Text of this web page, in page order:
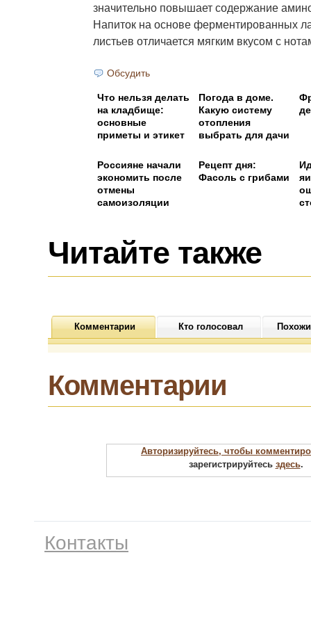
значительно повышает содержание
Напиток на основе ферментированных
листьев отличается мягким вкусом с
Обсудить
Что нельзя делать
на кладбище:
основные
приметы и этикет
Погода в доме.
Какую систему
отопления
выбрать для дачи
Россияне начали
экономить после
отмены
самоизоляции
Рецепт дня:
Фасоль с грибами
Читайте также
Комментарии Кто голосовал
Комментарии
Авторизируйтесь, чтобы
зарегистрируйтесь здесь.
Контакты